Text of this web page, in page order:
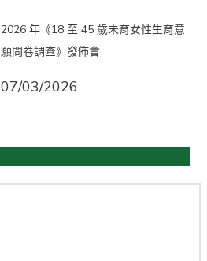
2026 年《18 至 45 歲未育女性生育意
願問卷調查》發佈會
07/03/2026